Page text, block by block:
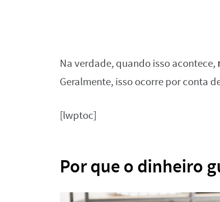
Na verdade, quando isso acontece,
Geralmente, isso ocorre por conta
[lwptoc]
Por que o dinheiro